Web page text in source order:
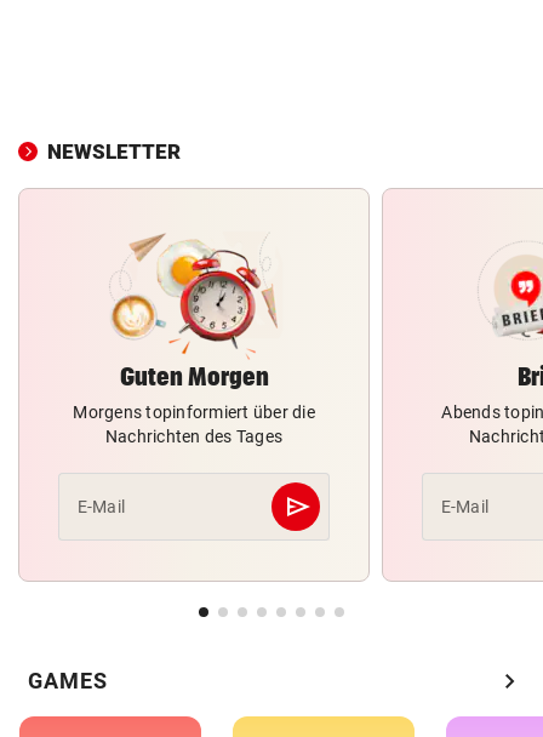
NEWSLETTER
Guten Morgen
Morgens topinformiert über die
Nachrichten des Tages
E-Mail send
Abschicken
Abends
E-Mail
GAMES chevron_right